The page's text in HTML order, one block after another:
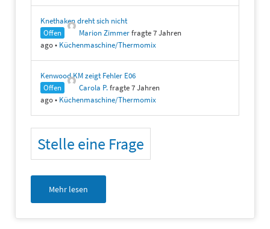
Knethaken dreht sich nicht
Offen
Marion Zimmerfragte 7 Jahren
ago• Küchenmaschine/Thermomix
Kenwood KM zeigt Fehler E06
Offen
Carola P.fragte 7 Jahren
ago• Küchenmaschine/Thermomix
Stelle eine Frage
Mehr lesen